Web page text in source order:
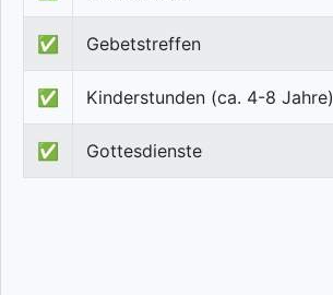
✅ Gebetstreffen
✅ Kinderstunden (ca. 4-8 Jahre)
✅ Gottesdienste